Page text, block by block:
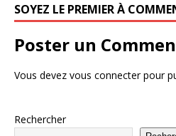
SOYEZ LE PREMIER À
Poster un
Vous devez vous connecterpour
Rechercher